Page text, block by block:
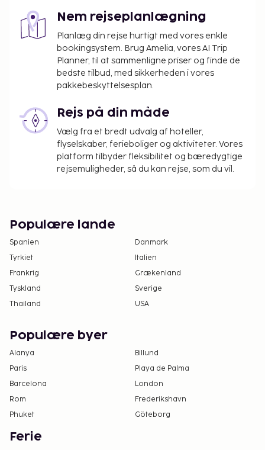
Ovenstående liste er muligvis ikke fuldstændig.
Gebyrer og depositummer inkluderer muligvis ikke
skat og kan ændres uden varsel.
Som følge af nationale reguleringer kan der
ikke overføres mere end 1000 EUR i kontanter
på dette overnatningssted. Kontakt
overnatningsstedet via kontaktoplysningerne i
reservationsbekræftelsen for flere oplysninger.
Nem rejseplanlægning
Planlæg din rejse hurtigt med vores enkle
bookingsystem. Brug Amelia, vores AI Trip
Planner, til at sammenligne priser og finde de
bedste tilbud, med sikkerheden i vores
pakkebeskyttelsesplan.
Rejs på din måde
Vælg fra et bredt udvalg af hoteller,
flyselskaber, ferieboliger og aktiviteter. Vores
platform tilbyder fleksibilitet og bæredygtige
rejsemuligheder, så du kan rejse, som du vil.
Populære lande
Spanien
Danmark
Tyrkiet
Italien
Frankrig
Grækenland
Tyskland
Sverige
Thailand
USA
Populære byer
Alanya
Billund
Paris
Playa de Palma
Barcelona
London
Rom
Frederikshavn
Phuket
Göteborg
Ferie